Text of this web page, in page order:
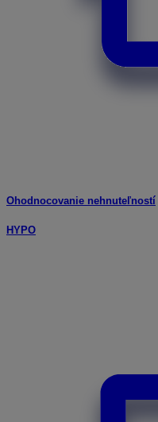
Ohodnocovanie nehnuteľností
HYPO